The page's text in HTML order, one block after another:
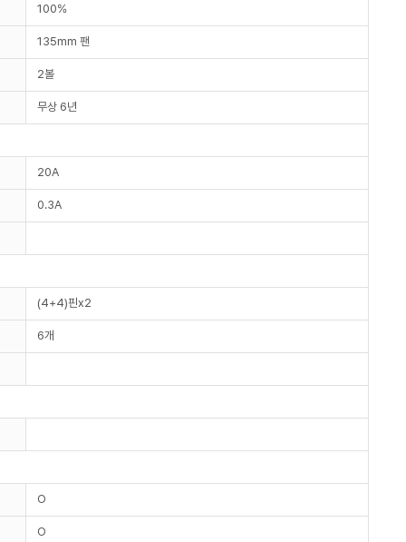
100%
135mm 팬
2볼
무상 6년
20A
0.3A
(4+4)핀x2
6개
O
O